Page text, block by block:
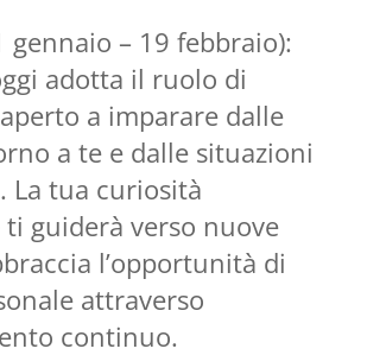
gennaio – 19 febbraio):
adotta il ruolo di
a imparare dalle
a te e dalle situazioni
La tua curiosità
guiderà verso nuove
l’opportunità di
attraverso
continuo.